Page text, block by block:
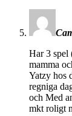
Har 3 spel
mamma
Yatzy hos
regniga
och Med
mkt roligt